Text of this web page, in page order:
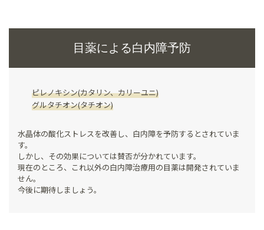
目薬による白内障予防
ピレノキシン(カタリン、カリーユニ)
グルタチオン(タチオン)
水晶体の酸化ストレスを改善し、白内障を予防するとされていま
す。
しかし、その効果については賛否が分かれています。
現在のところ、これ以外の白内障治療用の目薬は開発されていま
せん。
今後に期待しましょう。